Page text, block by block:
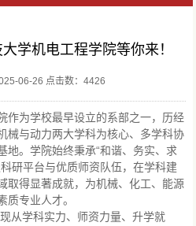
学机电工程学院等你来！
06-26 点击数： 4426
作为学校最早设立的系部之一，历经
械与动力两大学科为核心、多学科协
地。学院始终秉承“和谐、务实、求
研平台与优质师资队伍，在学科建
取得显著成就，为机械、化工、能源
质专业人才。
从学科实力、师资力量、升学就